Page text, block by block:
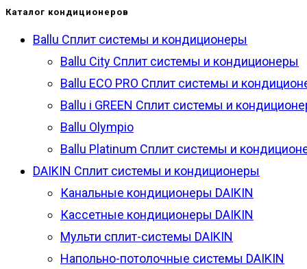
Каталог кондиционеров
Ballu Сплит системы и кондиционеры
Ballu City Сплит системы и кондиционеры
Ballu ECO PRO Сплит системы и
Ballu i GREEN Сплит системы и
Ballu Olympio
Ballu Platinum Сплит системы и
DAIKIN Сплит системы и кондиционеры
Канальные кондиционеры DAIKIN
Кассетные кондиционеры DAIKIN
Мульти сплит-системы DAIKIN
Напольно-потолочные системы DAIKIN